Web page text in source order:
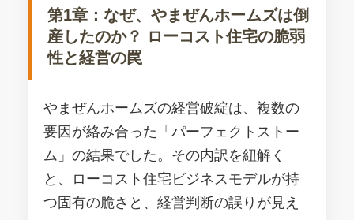
第1章：なぜ、やまぜんホームズは倒
産したのか？ ローコスト住宅の脆弱
性と経営の罠
やまぜんホームズの経営破綻は、複数の
要因が絡み合った「パーフェクトストー
ム」の結果でした。その内訳を紐解く
と、ローコスト住宅ビジネスモデルが持
つ固有の脆さと、経営判断の誤りが見え